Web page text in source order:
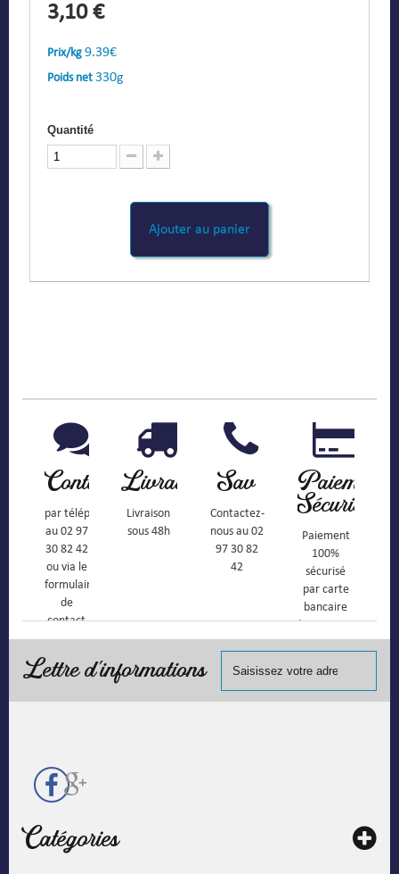
3,10 €
Prix/kg 9.39€
Poids net 330g
Quantité
Ajouter au panier
Contact
par téléphone
au 02 97
30 82 42
ou via le
formulaire
de
contact
Livraison
Livraison
sous 48h
Sav
Contactez-
nous au 02
97 30 82
42
Paiement
Sécurisé
Paiement
100%
sécurisé
par carte
bancaire
(Mastercard,
Visa, ...) et
Lettre d'informations
Catégories